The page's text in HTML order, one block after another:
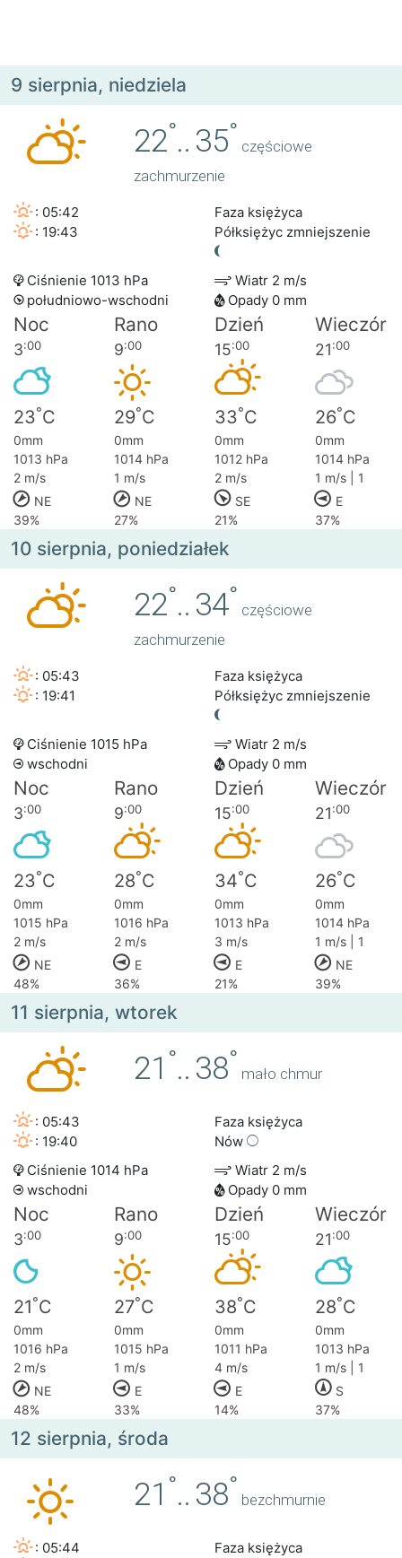
9 sierpnia, niedziela
22°.. 35°
częściowe
zachmurzenie
: 05:42
: 19:43
Faza księżyca
Półksiężyc zmniejszenie
Ciśnienie 1013 hPa
Wiatr 2 m/s
południowo-wschodni
Opady 0 mm
Noc Rano Dzień Wieczór
3:00 9:00 15:00 21:00
23°C 29°C 33°C 26°C
0mm 0mm 0mm
0mm
1013 hPa
1014 hPa 1012 hPa
1014 hPa
2 m/s
1 m/s 2 m/s
1 m/s | 1
NE
NE SE
E
39%
27% 21% 37%
10 sierpnia, poniedziałek
22°.. 34°
częściowe
zachmurzenie
: 05:43
: 19:41
Faza księżyca
Półksiężyc zmniejszenie
Ciśnienie 1015 hPa
Wiatr 2 m/s
wschodni
Opady 0 mm
Noc Rano Dzień Wieczór
3:00 9:00 15:00 21:00
23°C 28°C 34°C 26°C
0mm 0mm 0mm
0mm
1015 hPa
1016 hPa 1013 hPa
1014 hPa
2 m/s
2 m/s 3 m/s
1 m/s | 1
NE
E E
NE
48%
36% 21% 39%
11 sierpnia, wtorek
21 °.. 38°
mało chmur
: 05:43
: 19:40
Faza księżyca
Nów
Ciśnienie 1014 hPa
Wiatr 2 m/s
wschodni
Opady 0 mm
Noc Rano Dzień Wieczór
3:00 9:00 15:00 21:00
21°C 27°C 38°C 28°C
0mm 0mm 0mm
0mm
1016 hPa
1015 hPa 1011 hPa
1013 hPa
2 m/s
1 m/s 4 m/s
1 m/s | 1
NE
E E
S
48%
33% 14% 37%
12 sierpnia, środa
21 °.. 38°
bezchmurnie
: 05:44
Faza księżyca